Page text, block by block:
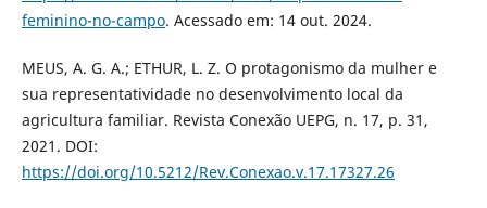
feminino-no-campo. Acessado em: 14 out. 2024.
MEUS, A. G. A.; ETHUR, L. Z. O protagonismo da mulher e
sua representatividade no desenvolvimento local da
agricultura familiar. Revista Conexão UEPG, n. 17, p. 31,
2021. DOI:
https://doi.org/10.5212/Rev.Conexao.v.17.17327.26